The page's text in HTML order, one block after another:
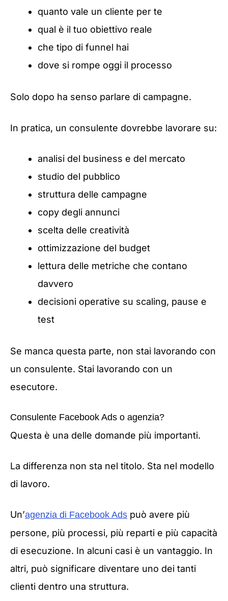
quanto vale un cliente per te
qual è il tuo obiettivo reale
che tipo di funnel hai
dove si rompe oggi il processo
Solo dopo ha senso parlare di campagne.
In pratica, un consulente dovrebbe lavorare su:
analisi del business e del mercato
studio del pubblico
struttura delle campagne
copy degli annunci
scelta delle creatività
ottimizzazione del budget
lettura delle metriche che contano
davvero
decisioni operative su scaling, pause e
test
Se manca questa parte, non stai lavorando con
un consulente. Stai lavorando con un
esecutore.
Consulente Facebook Ads o agenzia?
Questa è una delle domande più importanti.
La differenza non sta nel titolo. Sta nel modello
di lavoro.
Un’agenzia di Facebook Ads può avere più
persone, più processi, più reparti e più capacità
di esecuzione. In alcuni casi è un vantaggio. In
altri, può significare diventare uno dei tanti
clienti dentro una struttura.